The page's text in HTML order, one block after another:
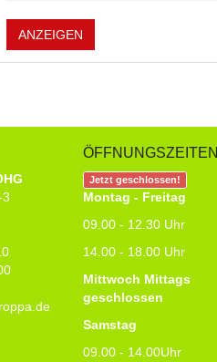
ANZEIGEN
ÖFFNUNGSZEITEN
Jetzt geschlossen!
Montag - Freitag
09.00 - 12.30 Uhr
14.00 - 18.00 Uhr
Mittwoch Mittags
geschlossen
Samstag
09.00 - 14.00Uhr